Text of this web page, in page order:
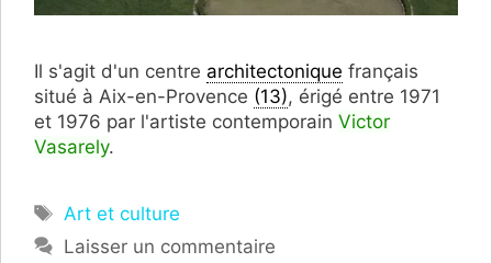
Il s'agit d'un centre architectonique français
situé à Aix-en-Provence (13), érigé entre 1971
et 1976 par l'artiste contemporain Victor
Vasarely.
Étiquettes
Art et culture
Laisser un commentaire